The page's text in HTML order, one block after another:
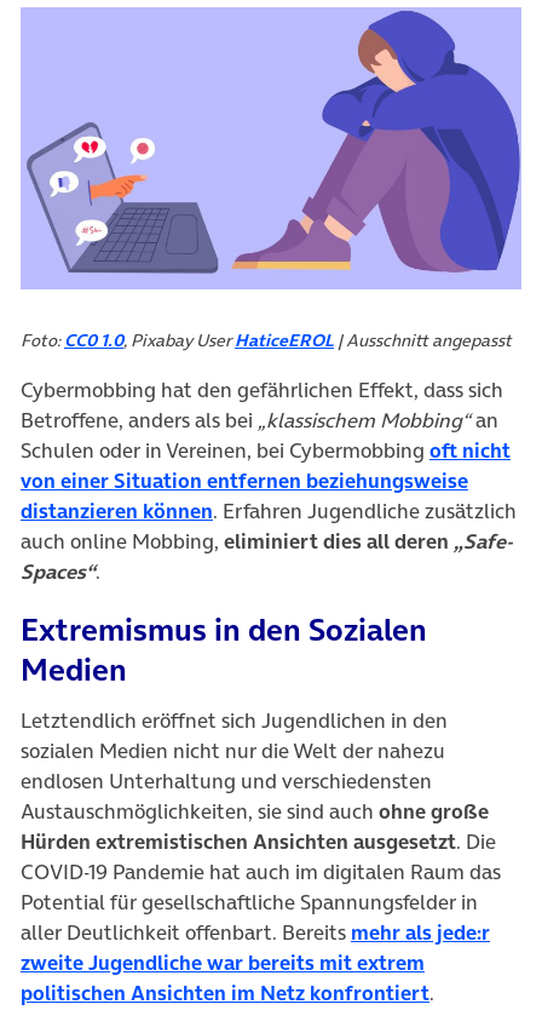
Foto:CC0 1.0, Pixabay UserHaticeEROL | Ausschnitt angepasst
Cybermobbing hat den gefährlichen Effekt, dass sich
Betroffene, anders als bei „klassischem Mobbing“an
Schulen oder in Vereinen, bei Cybermobbing oft nicht
von einer Situation entfernen beziehungsweise
distanzieren können(öffnet in neuem Tab)
. Erfahren Jugendliche zusätzlich
auch online Mobbing, eliminiert dies all deren „Safe-
Spaces“.
Extremismus in den Sozialen
Medien
Letztendlich eröffnet sich Jugendlichen in den
sozialen Medien nicht nur die Welt der nahezu
endlosen Unterhaltung und verschiedensten
Austauschmöglichkeiten, sie sind auch ohne große
Hürden extremistischen Ansichten ausgesetzt. Die
COVID-19 Pandemie hat auch im digitalen Raum das
Potential für gesellschaftliche Spannungsfelder in
aller Deutlichkeit offenbart. Bereits mehr als jede:r
zweite Jugendliche war bereits mit extrem
politischen Ansichten im Netz konfrontiert(öffnet in
.